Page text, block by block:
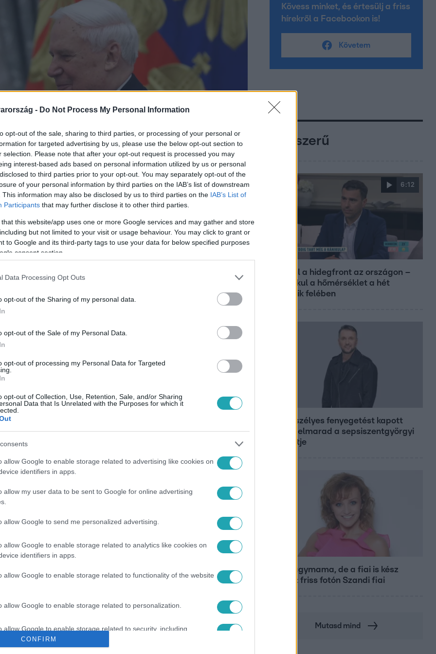
- Do Not Process My Personal Information
opt-out of the sale, sharing to third parties, or processing of your personal or
for targeted advertising by us, please use the below opt-out section to
selection. Please note that after your opt-out request is processed you may
interest-based ads based on personal information utilized by us or personal
to third parties prior to your opt-out. You may separately opt-out of the
of your personal information by third parties on the IAB’s list of downstream
This information may also be disclosed by us to third parties on the IAB’s List of
Participants that may further disclose it to other third parties.
that this website/app uses one or more Google services and may gather and store
but not limited to your visit or usage behaviour. You may click to grant or
to Google and its third-party tags to use your data for below specified purposes
consent section.
Data Processing Opt Outs
opt-out of the Sharing of my personal data.
opt-out of the Sale of my Personal Data.
opt-out of processing my Personal Data for Targeted
opt-out of Collection, Use, Retention, Sale, and/or Sharing
Data that Is Unrelated with the Purposes for which it
allow Google to enable storage related to advertising like cookies on
identifiers in apps.
allow my user data to be sent to Google for online advertising
allow Google to send me personalized advertising.
allow Google to enable storage related to analytics like cookies on
identifiers in apps.
allow Google to enable storage related to functionality of the website
allow Google to enable storage related to personalization.
allow Google to enable storage related to security, including
functionality and fraud prevention, and other user protection.
CONFIRM
elnöke volt 1985-1991
nukleáris baleset következményeinek
legyen a Google-találatokban!
# FŐSZEREPLŐ # #KATASZTRÓFA NUKLEÁRIS
Kövess minket, és értesülj a friss
hírekről a Facebookon is!
Követem
Népszerű
6:12
Átvonul a hidegfront az országon –
így alakul a hőmérséklet a hét
második felében
Életveszélyes fenyegetést kapott
Majka, elmarad a sepsiszentgyörgyi
koncertje
Már nagymama, de a fiai is kész
férfiak: friss fotón Szandi fiai
Mutasd mind